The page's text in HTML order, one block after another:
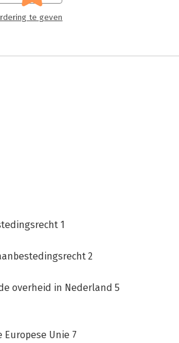
te geven
1
2
overheid in Nederland 5
Europese Unie 7